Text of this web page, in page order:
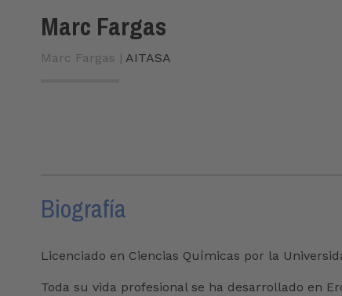
Marc Fargas
Marc Fargas | AITASA
Biografía
Licenciado en Ciencias Químicas por la
Toda su vida profesional se ha desarrollado en